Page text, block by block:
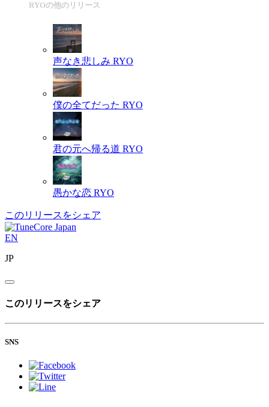
RYOの他のリリース
声なき悲しみ RYO
僕の全てだった RYO
君の元へ帰る道 RYO
愚かな恋 RYO
このリリースをシェア
EN
JP
このリリースをシェア
SNS